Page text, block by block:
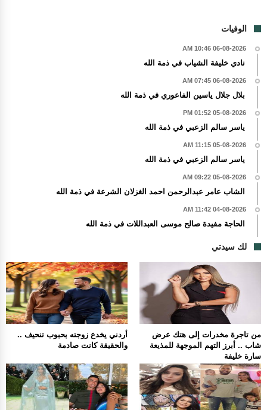
الوفيات
06-08-2026 10:46 AM
نادي خليفة الشياب في ذمة الله
06-08-2026 07:45 AM
بلال جلال ياسين الفاعوري في ذمة الله
05-08-2026 01:52 PM
ياسر سالم الزعبي في ذمة الله
05-08-2026 11:15 AM
ياسر سالم الزعبي في ذمة الله
05-08-2026 09:22 AM
الشاب عامر عبدالرحمن احمد الغزلان الشرعة في ذمة الله
04-08-2026 11:42 AM
الحاجة مفيدة صالح موسى العبداللات في ذمة الله
لك سيدتي
أردني يخدع زوجته بحبوب تنحيف ..
والحقيقة كانت صادمة
من تاجرة مخدرات إلى هتك عرض
شاب .. أبرز التهم الموجهة للمذيعة
سارة خليفة